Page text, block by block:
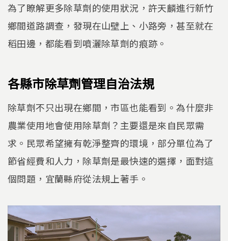
為了瞭解更多除草劑的使用狀況，許天麟進行新竹
鄉間道路調查，發現在山壁上、小路旁，甚至就在
稻田邊，都能看到噴灑除草劑的痕跡。
各縣市除草劑管理自治法規
除草劑不只出現在鄉間，市區也能看到。為什麼非
農業使用地會使用除草劑？主要還是來自民眾需
求。民眾希望擁有乾淨整齊的環境，部分單位為了
節省經費和人力，除草劑是最快速的選擇，面對這
個問題，宜蘭縣府從法規上著手。